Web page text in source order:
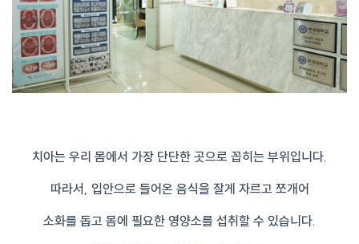
치아는 우리 몸에서 가장 단단한 곳으로 꼽히는 부위입니다.
따라서, 입안으로 들어온 음식을 잘게 자르고 쪼개어
소화를 돕고 몸에 필요한 영양소를 섭취할 수 있습니다.